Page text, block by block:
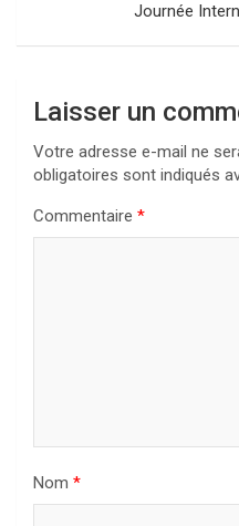
Journée
Laisser un
Votre adresse e-mail ne
obligatoires sont indiqués
Commentaire *
Nom *